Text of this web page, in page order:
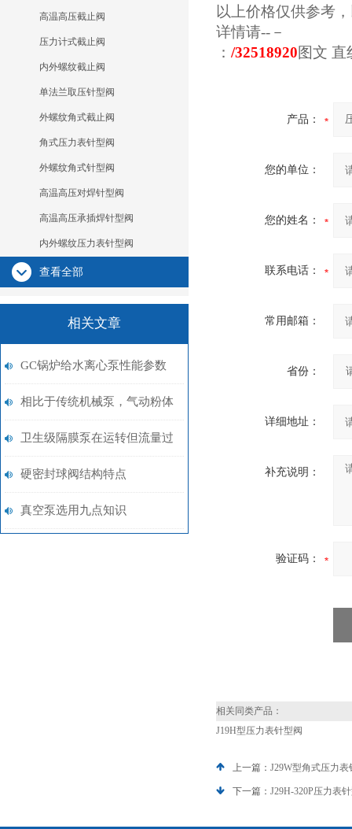
高温高压截止阀
压力计式截止阀
内外螺纹截止阀
单法兰取压针型阀
外螺纹角式截止阀
角式压力表针型阀
外螺纹角式针型阀
高温高压对焊针型阀
高温高压承插焊针型阀
内外螺纹压力表针型阀
查看全部
相关文章
GC锅炉给水离心泵性能参数
相比于传统机械泵，气动粉体
泵具有较明显的优势
卫生级隔膜泵在运转但流量过
低
硬密封球阀结构特点
真空泵选用九点知识
以上价格仅供参考
详情请--－
： /32518920图文 直
产品：
您的单位：
您的姓名：
联系电话：
常用邮箱：
省份：
详细地址：
补充说明：
验证码：
相关同类产品：
J19H型压力表针型阀
上一篇： J29W型角式压力表
下一篇： J29H-320P压力表